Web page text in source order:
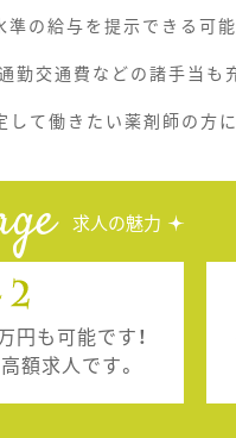
の給与を提示できる可
勤交通費などの諸手当も
て働きたい薬剤師の方
求人の魅力
円も可能です！
額求人です。